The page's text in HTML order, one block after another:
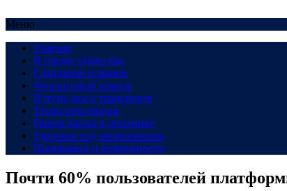
Меню
Главная
В сердце общества
Созидание и рынок
Финансовый компас
В пути: все о транспорте
Техно-революция
Рынок жилья в динамике
Здоровье под микроскопом
Инновации и возможности
Почти 60% пользователей